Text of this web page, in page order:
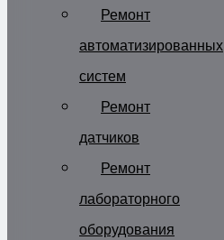
Ремонт
автоматизированных
систем
Ремонт
датчиков
Ремонт
лабораторного
оборудования